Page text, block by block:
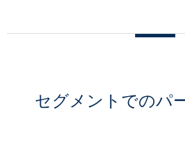
セグメントでのパ